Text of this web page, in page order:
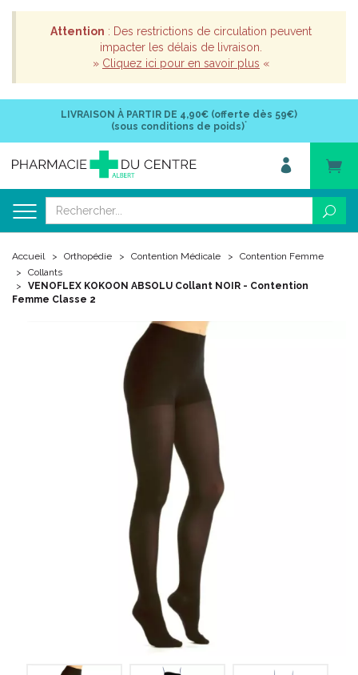
Attention : Des restrictions de circulation peuvent
impacter les délais de livraison.
» Cliquez ici pour en savoir plus «
LIVRAISON À PARTIR DE 4,90€ (offerte dès 59€)
(sous conditions de poids)*
Accueil Orthopédie Contention Médicale
Contention Femme
Collants
VENOFLEX KOKOON ABSOLU Collant NOIR - Contention
Femme Classe 2